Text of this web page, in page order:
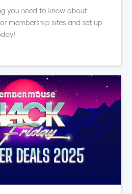
you need to know about
membership sites and set up